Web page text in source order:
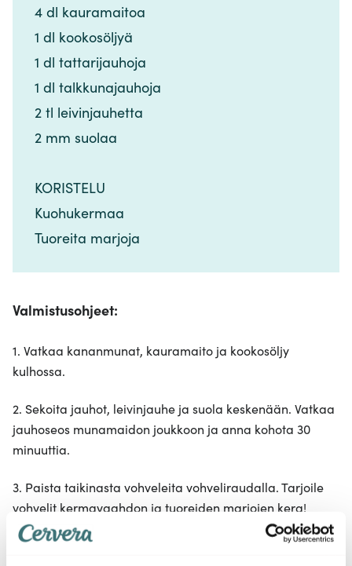
4 dl kauramaitoa​​​​‌ ‍ ​‍​‍‌‍ ‌ ​‍‌‍‍‌‌‍‌ ‌‍‍‌‌‍ ‍​‍​‍​ ‍‍​‍​‍‌ ​ ‌‍​‌‌‍ ‍‌‍‍‌‌ ‌​‌ ‍‌​‍ ‍‌‍‍‌‌‍ ​‍​‍​‍ ​​‍​‍‌‍‍​‌ ​‍‌‍‌‌‌‍‌‍​‍​‍​ ‍‍​‍​‍‌‍‍​‌ ‌​‌ ‌​‌ ​​‌ ​ ​ ‍‍​‍ ​‍ ‌‍​ ‌‍ ‌‌ ​ ​‍ ‍‌‍​ ‌‍‌‌‌ ​‍‌ ‌‍‌‍‌‌‌ ​‍‌‍​‌​‍ ‍‌ ​ ‌‍‌‌​‍ ‌ ​​‌ ​‍‌‍ ‌‍‌​‌ ‌‌‌‍​ ‌ ‌​‌‍‍‌‌‍ ‌‍ ‍​‍ ‌‍‍‌‌‍ ‍‌ ‌​‌‍‌‌‌‍ ‍‌ ‌​​‍ ‌‍‌‌‌‍‌​‌‍‍‌‌ ‌​​‍ ‌‍ ‌‌‍ ‌‍‌​‌‍‌‌​ ‌‌ ​​‌ ​‍‌‍‌‌‌ ​ ‌‍‌‌‌‍ ‍‌ ‌​‌‍​‌‌ ‌​‌‍‍‌‌‍ ‌‍ ‍​ ‍ ‌‍‍‌‌‍‌​​ ‌‌‍‍‌​ ​‌​ ‍​‌‍ ‍​‍ ‍​ ​‌‌‍‌‍​ ​‌​ ‌‍‌‍‌‍​ ‌‍​ ‌​‌‍‌‌​‍ ‌‌‍‌​‌‍​‍​ ​​​ ​‍​‍ ‌​ ‌​​ ‍‌​ ​ ​ ‌ ​‍ ‌​ ‍‌‌‍‌‌​ ‌‌‌‍​‌​‍ ‌‌‍​ ​ ‌ ​ ‌‍‌‍​‌​ ​‍‌‍​ ‌‍‌‌​ ‍‌‌‍‌‍​ ‌​​ ‍‌​ ‍‌​‍ ‍‌‍‌‍‌‍‍‌​ ‍ ‌ ‌​‌ ‍‌‌ ​​‌‍‌‌​ ‌‌ ​​‌‍​‌‌‍‌ ‌‍‌‌​ ‍ ‌ ​​‌‍​‌‌ ‌​‌‍‍​​ ‌‌‍​‍‌‍ ​‌‍ ‌‍​ ‌‍‍ ‌ ​ ​‍‌‌​ ‌‌‌​​‍‌‌ ‌‍‍ ‌‍‌‌‌ ‍‌​‍‌‌​ ​ ‌​‌​​‍‌‌​ ​ ‌​‌​​‍‌‌​ ​‍​ ​‍​ ‌‍​ ‍‌​ ‌‍‌‍‌​​ ‌‌​ ‌‍​ ‌ ‌‍​‍​‍ ‌​ ‍​​ ​ ​ ‍​​ ‌‌​‍ ‌​ ‌​​ ‌‍​ ‌‌​ ‌​​‍ ‌​ ‍‌‌‍​ ‌‍‌​​ ‌‍​‍ ‌​ ​​‌‍‌​​ ‌‍‌‍​ ​ ​‍‌‍‌‌​ ​ ​ ‌ ​ ‌‍​ ​‍‌‍‌‌‌‍​‍​‍‌‌​ ​‍​ ​‍​‍‌‌​ ‌‌‌​‌​​‍ ‍‌‍​ ‌‍ ‌‍ ​‌ ‌‌‌‍ ‌‌‍ ‍‌ ​ ​‍‌‌​ ‌‌‌​​‍‌‌ ‌‍‍ ‌‍‌‌‌ ‍‌​‍‌‌​ ​ ‌​‌​​‍‌‌​ ​ ‌​‌​​‍‌‌​ ​‍​ ​‍​ ‍​‌‍​‍‌‍‌​​ ​​​ ‌ ​ ‍‌​ ‌ ‌‍‌‍‌‍‌​‌‍‌‍​ ‌​​ ‌‌​‍‌‌​ ​‍​ ​‍​‍‌‌​ ‌‌‌​‌​​‍ ‍‌‍‍‌‌ ‌​‌‍‌‌‌‍ ‌‌ ​ ​‍‌‌​ ‌‌‌​​‍​ ​‌​‍‌‌​ ‌‌‌​‌​​ ‌‍​‍‌‍​‌‌ ​ ‌‍‌‌‌‌‌‌‌ ​‍‌‍ ​​ ‌‌‍‍​‌ ‌​‌ ‌​‌ ​​‌ ​ ​‍‌‌​ ​ ‌​​‌​‍‌‌​ ​‍‌​‌‍​‍‌‌​ ​‍‌​‌‍‌‍​ ‌‍ ‌‌ ​ ​‍ ‍‌‍​ ‌‍‌‌‌ ​‍‌ ‌‍‌‍‌‌‌ ​‍‌‍​‌​‍ ‍‌ ​ ‌‍‌‌​‍‌‍‌‍‍‌‌‍‌​​ ‌‌‍‍‌​ ​‌​ ‍​‌‍ ‍​‍ ‍​ ​‌‌‍‌‍​ ​‌​ ‌‍‌‍‌‍​ ‌‍​ ‌​‌‍‌‌​‍ ‌‌‍‌​‌‍​‍​ ​​​ ​‍​‍ ‌​ ‌​​ ‍‌​ ​ ​ ‌ ​‍ ‌​ ‍‌‌‍‌‌​ ‌‌‌‍​‌​‍ ‌‌‍​ ​ ‌ ​ ‌‍‌‍​‌​ ​‍‌‍​ ‌‍‌‌​ ‍‌‌‍‌‍​ ‌​​ ‍‌​ ‍‌​‍ ‍‌‍‌‍‌‍‍‌​‍‌‍‌ ‌​‌ ‍‌‌ ​​‌‍‌‌​ ‌‌ ​​‌‍​‌‌‍‌ ‌‍‌‌​‍‌‍‌ ​​‌‍​‌‌ ‌​‌‍‍​​ ‌‌‍​‍‌‍ ​‌‍ ‌‍​ ‌‍‍ ‌ ​ ​‍‌‌​ ‌‌‌​​‍‌‌ ‌‍‍ ‌‍‌‌‌ ‍‌​‍‌‌​ ​ ‌​‌​​‍‌‌​ ​ ‌​‌​​‍‌‌​ ​‍​ ​‍​ ‌‍​ ‍‌​ ‌‍‌‍‌​​ ‌‌​ ‌‍​ ‌ ‌‍​‍​‍ ‌​ ‍​​ ​ ​ ‍​​ ‌‌​‍ ‌​ ‌​​ ‌‍​ ‌‌​ ‌​​‍ ‌​ ‍‌‌‍​ ‌‍‌​​ ‌‍​‍ ‌​ ​​‌‍‌​​ ‌‍‌‍​ ​ ​‍‌‍‌‌​ ​ ​ ‌ ​ ‌‍​ ​‍‌‍‌‌‌‍​‍​‍‌‌​ ​‍​ ​‍​‍‌‌​ ‌‌‌​‌​​‍ ‍‌‍​ ‌‍ ‌‍ ​‌ ‌‌‌‍ ‌‌‍ ‍‌ ​ ​‍‌‌​ ‌‌‌​​‍‌‌ ‌‍‍ ‌‍‌‌‌ ‍‌​‍‌‌​ ​ ‌​‌​​‍‌‌​ ​ ‌​‌​​‍‌‌​ ​‍​ ​‍​ ‍​‌‍​‍‌‍‌​​ ​​​ ‌ ​ ‍‌​ ‌ ‌‍‌‍‌‍‌​‌‍‌‍​ ‌​​ ‌‌​‍‌‌​ ​‍​ ​‍​‍‌‌​ ‌‌‌​‌​​‍ ‍‌‍‍‌‌ ‌​‌‍‌‌‌‍ ‌‌ ​ ​‍‌‌​ ‌‌‌​​‍​ ​‌​‍‌‌​ ‌‌‌​‌​​‍‌‍‌ ‌ ‌‍ ‌ ​‍‌‍‍ ‌ ​ ‌ ​​‌‍​‌‌‍​ ‌‍‌‌​ ‌‌ ​​‌ ​‍‌‍ ‌‍‌​‌ ‌‌‌‍​ ‌ ‌​‌‍‍‌‌‍ ‌‍ ‍​‍‌‍‌ ​​‌‍‌‌‌ ​‍‌ ​ ‌ ​​‌‍‌‌‌‍​ ‌ ‌​‌‍‍‌‌ ‌‍‌‍‌‌​ ‌‌ ​​‌ ‌‌‌‍​‍‌‍ ​‌‍‍‌‌ ​ ‌‍‍​‌‍‌‌‌‍‌​​‍​‍‌ ‌
1 dl kookosöljyä​​​​‌ ‍ ​‍​‍‌‍ ‌ ​‍‌‍‍‌‌‍‌ ‌‍‍‌‌‍ ‍​‍​‍​ ‍‍​‍​‍‌ ​ ‌‍​‌‌‍ ‍‌‍‍‌‌ ‌​‌ ‍‌​‍ ‍‌‍‍‌‌‍ ​‍​‍​‍ ​​‍​‍‌‍‍​‌ ​‍‌‍‌‌‌‍‌‍​‍​‍​ ‍‍​‍​‍‌‍‍​‌ ‌​‌ ‌​‌ ​​‌ ​ ​ ‍‍​‍ ​‍ ‌‍​ ‌‍ ‌‌ ​ ​‍ ‍‌‍​ ‌‍‌‌‌ ​‍‌ ‌‍‌‍‌‌‌ ​‍‌‍​‌​‍ ‍‌ ​ ‌‍‌‌​‍ ‌ ​​‌ ​‍‌‍ ‌‍‌​‌ ‌‌‌‍​ ‌ ‌​‌‍‍‌‌‍ ‌‍ ‍​‍ ‌‍‍‌‌‍ ‍‌ ‌​‌‍‌‌‌‍ ‍‌ ‌​​‍ ‌‍‌‌‌‍‌​‌‍‍‌‌ ‌​​‍ ‌‍ ‌‌‍ ‌‍‌​‌‍‌‌​ ‌‌ ​​‌ ​‍‌‍‌‌‌ ​ ‌‍‌‌‌‍ ‍‌ ‌​‌‍​‌‌ ‌​‌‍‍‌‌‍ ‌‍ ‍​ ‍ ‌‍‍‌‌‍‌​​ ‌‌‍‍‌​ ​‌​ ‍​‌‍ ‍​‍ ‍​ ​‌‌‍‌‍​ ​‌​ ‌‍‌‍‌‍​ ‌‍​ ‌​‌‍‌‌​‍ ‌‌‍‌​‌‍​‍​ ​​​ ​‍​‍ ‌​ ‌​​ ‍‌​ ​ ​ ‌ ​‍ ‌​ ‍‌‌‍‌‌​ ‌‌‌‍​‌​‍ ‌‌‍​ ​ ‌ ​ ‌‍‌‍​‌​ ​‍‌‍​ ‌‍‌‌​ ‍‌‌‍‌‍​ ‌​​ ‍‌​ ‍‌​‍ ‍‌‍‌‍‌‍‍‌​ ‍ ‌ ‌​‌ ‍‌‌ ​​‌‍‌‌​ ‌‌ ​​‌‍​‌‌‍‌ ‌‍‌‌​ ‍ ‌ ​​‌‍​‌‌ ‌​‌‍‍​​ ‌‌‍​‍‌‍ ​‌‍ ‌‍​ ‌‍‍ ‌ ​ ​‍‌‌​ ‌‌‌​​‍‌‌ ‌‍‍ ‌‍‌‌‌ ‍‌​‍‌‌​ ​ ‌​‌​​‍‌‌​ ​ ‌​‌​​‍‌‌​ ​‍​ ​‍​ ‌‍​ ‍‌​ ‌‍‌‍‌​​ ‌‌​ ‌‍​ ‌ ‌‍​‍​‍ ‌​ ‍​​ ​ ​ ‍​​ ‌‌​‍ ‌​ ‌​​ ‌‍​ ‌‌​ ‌​​‍ ‌​ ‍‌‌‍​ ‌‍‌​​ ‌‍​‍ ‌​ ​​‌‍‌​​ ‌‍‌‍​ ​ ​‍‌‍‌‌​ ​ ​ ‌ ​ ‌‍​ ​‍‌‍‌‌‌‍​‍​‍‌‌​ ​‍​ ​‍​‍‌‌​ ‌‌‌​‌​​‍ ‍‌‍​ ‌‍ ‌‍ ​‌ ‌‌‌‍ ‌‌‍ ‍‌ ​ ​‍‌‌​ ‌‌‌​​‍‌‌ ‌‍‍ ‌‍‌‌‌ ‍‌​‍‌‌​ ​ ‌​‌​​‍‌‌​ ​ ‌​‌​​‍‌‌​ ​‍​ ​‍​ ‍​‌‍​‍‌‍‌​​ ​​​ ‌ ​ ‍‌​ ‌ ‌‍‌‍‌‍‌​‌‍‌‍​ ‌​​ ‌‌​‍‌‌​ ​‍​ ​‍​‍‌‌​ ‌‌‌​‌​​‍ ‍‌‍‍‌‌ ‌​‌‍‌‌‌‍ ‌‌ ​ ​‍‌‌​ ‌‌‌​​‍​ ​‍​‍‌‌​ ‌‌‌​‌​​ ‌‍​‍‌‍​‌‌ ​ ‌‍‌‌‌‌‌‌‌ ​‍‌‍ ​​ ‌‌‍‍​‌ ‌​‌ ‌​‌ ​​‌ ​ ​‍‌‌​ ​ ‌​​‌​‍‌‌​ ​‍‌​‌‍​‍‌‌​ ​‍‌​‌‍‌‍​ ‌‍ ‌‌ ​ ​‍ ‍‌‍​ ‌‍‌‌‌ ​‍‌ ‌‍‌‍‌‌‌ ​‍‌‍​‌​‍ ‍‌ ​ ‌‍‌‌​‍‌‍‌‍‍‌‌‍‌​​ ‌‌‍‍‌​ ​‌​ ‍​‌‍ ‍​‍ ‍​ ​‌‌‍‌‍​ ​‌​ ‌‍‌‍‌‍​ ‌‍​ ‌​‌‍‌‌​‍ ‌‌‍‌​‌‍​‍​ ​​​ ​‍​‍ ‌​ ‌​​ ‍‌​ ​ ​ ‌ ​‍ ‌​ ‍‌‌‍‌‌​ ‌‌‌‍​‌​‍ ‌‌‍​ ​ ‌ ​ ‌‍‌‍​‌​ ​‍‌‍​ ‌‍‌‌​ ‍‌‌‍‌‍​ ‌​​ ‍‌​ ‍‌​‍ ‍‌‍‌‍‌‍‍‌​‍‌‍‌ ‌​‌ ‍‌‌ ​​‌‍‌‌​ ‌‌ ​​‌‍​‌‌‍‌ ‌‍‌‌​‍‌‍‌ ​​‌‍​‌‌ ‌​‌‍‍​​ ‌‌‍​‍‌‍ ​‌‍ ‌‍​ ‌‍‍ ‌ ​ ​‍‌‌​ ‌‌‌​​‍‌‌ ‌‍‍ ‌‍‌‌‌ ‍‌​‍‌‌​ ​ ‌​‌​​‍‌‌​ ​ ‌​‌​​‍‌‌​ ​‍​ ​‍​ ‌‍​ ‍‌​ ‌‍‌‍‌​​ ‌‌​ ‌‍​ ‌ ‌‍​‍​‍ ‌​ ‍​​ ​ ​ ‍​​ ‌‌​‍ ‌​ ‌​​ ‌‍​ ‌‌​ ‌​​‍ ‌​ ‍‌‌‍​ ‌‍‌​​ ‌‍​‍ ‌​ ​​‌‍‌​​ ‌‍‌‍​ ​ ​‍‌‍‌‌​ ​ ​ ‌ ​ ‌‍​ ​‍‌‍‌‌‌‍​‍​‍‌‌​ ​‍​ ​‍​‍‌‌​ ‌‌‌​‌​​‍ ‍‌‍​ ‌‍ ‌‍ ​‌ ‌‌‌‍ ‌‌‍ ‍‌ ​ ​‍‌‌​ ‌‌‌​​‍‌‌ ‌‍‍ ‌‍‌‌‌ ‍‌​‍‌‌​ ​ ‌​‌​​‍‌‌​ ​ ‌​‌​​‍‌‌​ ​‍​ ​‍​ ‍​‌‍​‍‌‍‌​​ ​​​ ‌ ​ ‍‌​ ‌ ‌‍‌‍‌‍‌​‌‍‌‍​ ‌​​ ‌‌​‍‌‌​ ​‍​ ​‍​‍‌‌​ ‌‌‌​‌​​‍ ‍‌‍‍‌‌ ‌​‌‍‌‌‌‍ ‌‌ ​ ​‍‌‌​ ‌‌‌​​‍​ ​‍​‍‌‌​ ‌‌‌​‌​​‍‌‍‌ ‌ ‌‍ ‌ ​‍‌‍‍ ‌ ​ ‌ ​​‌‍​‌‌‍​ ‌‍‌‌​ ‌‌ ​​‌ ​‍‌‍ ‌‍‌​‌ ‌‌‌‍​ ‌ ‌​‌‍‍‌‌‍ ‌‍ ‍​‍‌‍‌ ​​‌‍‌‌‌ ​‍‌ ​ ‌ ​​‌‍‌‌‌‍​ ‌ ‌​‌‍‍‌‌ ‌‍‌‍‌‌​ ‌‌ ​​‌ ‌‌‌‍​‍‌‍ ​‌‍‍‌‌ ​ ‌‍‍​‌‍‌‌‌‍‌​​‍​‍‌ ‌
1 dl tattarijauhoja​​​​‌ ‍ ​‍​‍‌‍ ‌ ​‍‌‍‍‌‌‍‌ ‌‍‍‌‌‍ ‍​‍​‍​ ‍‍​‍​‍‌ ​ ‌‍​‌‌‍ ‍‌‍‍‌‌ ‌​‌ ‍‌​‍ ‍‌‍‍‌‌‍ ​‍​‍​‍ ​​‍​‍‌‍‍​‌ ​‍‌‍‌‌‌‍‌‍​‍​‍​ ‍‍​‍​‍‌‍‍​‌ ‌​‌ ‌​‌ ​​‌ ​ ​ ‍‍​‍ ​‍ ‌‍​ ‌‍ ‌‌ ​ ​‍ ‍‌‍​ ‌‍‌‌‌ ​‍‌ ‌‍‌‍‌‌‌ ​‍‌‍​‌​‍ ‍‌ ​ ‌‍‌‌​‍ ‌ ​​‌ ​‍‌‍ ‌‍‌​‌ ‌‌‌‍​ ‌ ‌​‌‍‍‌‌‍ ‌‍ ‍​‍ ‌‍‍‌‌‍ ‍‌ ‌​‌‍‌‌‌‍ ‍‌ ‌​​‍ ‌‍‌‌‌‍‌​‌‍‍‌‌ ‌​​‍ ‌‍ ‌‌‍ ‌‍‌​‌‍‌‌​ ‌‌ ​​‌ ​‍‌‍‌‌‌ ​ ‌‍‌‌‌‍ ‍‌ ‌​‌‍​‌‌ ‌​‌‍‍‌‌‍ ‌‍ ‍​ ‍ ‌‍‍‌‌‍‌​​ ‌‌‍‍‌​ ​‌​ ‍​‌‍ ‍​‍ ‍​ ​‌‌‍‌‍​ ​‌​ ‌‍‌‍‌‍​ ‌‍​ ‌​‌‍‌‌​‍ ‌‌‍‌​‌‍​‍​ ​​​ ​‍​‍ ‌​ ‌​​ ‍‌​ ​ ​ ‌ ​‍ ‌​ ‍‌‌‍‌‌​ ‌‌‌‍​‌​‍ ‌‌‍​ ​ ‌ ​ ‌‍‌‍​‌​ ​‍‌‍​ ‌‍‌‌​ ‍‌‌‍‌‍​ ‌​​ ‍‌​ ‍‌​‍ ‍‌‍‌‍‌‍‍‌​ ‍ ‌ ‌​‌ ‍‌‌ ​​‌‍‌‌​ ‌‌ ​​‌‍​‌‌‍‌ ‌‍‌‌​ ‍ ‌ ​​‌‍​‌‌ ‌​‌‍‍​​ ‌‌‍​‍‌‍ ​‌‍ ‌‍​ ‌‍‍ ‌ ​ ​‍‌‌​ ‌‌‌​​‍‌‌ ‌‍‍ ‌‍‌‌‌ ‍‌​‍‌‌​ ​ ‌​‌​​‍‌‌​ ​ ‌​‌​​‍‌‌​ ​‍​ ​‍​ ‌‍​ ‍‌​ ‌‍‌‍‌​​ ‌‌​ ‌‍​ ‌ ‌‍​‍​‍ ‌​ ‍​​ ​ ​ ‍​​ ‌‌​‍ ‌​ ‌​​ ‌‍​ ‌‌​ ‌​​‍ ‌​ ‍‌‌‍​ ‌‍‌​​ ‌‍​‍ ‌​ ​​‌‍‌​​ ‌‍‌‍​ ​ ​‍‌‍‌‌​ ​ ​ ‌ ​ ‌‍​ ​‍‌‍‌‌‌‍​‍​‍‌‌​ ​‍​ ​‍​‍‌‌​ ‌‌‌​‌​​‍ ‍‌‍​ ‌‍ ‌‍ ​‌ ‌‌‌‍ ‌‌‍ ‍‌ ​ ​‍‌‌​ ‌‌‌​​‍‌‌ ‌‍‍ ‌‍‌‌‌ ‍‌​‍‌‌​ ​ ‌​‌​​‍‌‌​ ​ ‌​‌​​‍‌‌​ ​‍​ ​‍​ ‍​‌‍​‍‌‍‌​​ ​​​ ‌ ​ ‍‌​ ‌ ‌‍‌‍‌‍‌​‌‍‌‍​ ‌​​ ‌‌​‍‌‌​ ​‍​ ​‍​‍‌‌​ ‌‌‌​‌​​‍ ‍‌‍‍‌‌ ‌​‌‍‌‌‌‍ ‌‌ ​ ​‍‌‌​ ‌‌‌​​‍​ ​ ​‍‌‌​ ‌‌‌​‌​​ ‌‍​‍‌‍​‌‌ ​ ‌‍‌‌‌‌‌‌‌ ​‍‌‍ ​​ ‌‌‍‍​‌ ‌​‌ ‌​‌ ​​‌ ​ ​‍‌‌​ ​ ‌​​‌​‍‌‌​ ​‍‌​‌‍​‍‌‌​ ​‍‌​‌‍‌‍​ ‌‍ ‌‌ ​ ​‍ ‍‌‍​ ‌‍‌‌‌ ​‍‌ ‌‍‌‍‌‌‌ ​‍‌‍​‌​‍ ‍‌ ​ ‌‍‌‌​‍‌‍‌‍‍‌‌‍‌​​ ‌‌‍‍‌​ ​‌​ ‍​‌‍ ‍​‍ ‍​ ​‌‌‍‌‍​ ​‌​ ‌‍‌‍‌‍​ ‌‍​ ‌​‌‍‌‌​‍ ‌‌‍‌​‌‍​‍​ ​​​ ​‍​‍ ‌​ ‌​​ ‍‌​ ​ ​ ‌ ​‍ ‌​ ‍‌‌‍‌‌​ ‌‌‌‍​‌​‍ ‌‌‍​ ​ ‌ ​ ‌‍‌‍​‌​ ​‍‌‍​ ‌‍‌‌​ ‍‌‌‍‌‍​ ‌​​ ‍‌​ ‍‌​‍ ‍‌‍‌‍‌‍‍‌​‍‌‍‌ ‌​‌ ‍‌‌ ​​‌‍‌‌​ ‌‌ ​​‌‍​‌‌‍‌ ‌‍‌‌​‍‌‍‌ ​​‌‍​‌‌ ‌​‌‍‍​​ ‌‌‍​‍‌‍ ​‌‍ ‌‍​ ‌‍‍ ‌ ​ ​‍‌‌​ ‌‌‌​​‍‌‌ ‌‍‍ ‌‍‌‌‌ ‍‌​‍‌‌​ ​ ‌​‌​​‍‌‌​ ​ ‌​‌​​‍‌‌​ ​‍​ ​‍​ ‌‍​ ‍‌​ ‌‍‌‍‌​​ ‌‌​ ‌‍​ ‌ ‌‍​‍​‍ ‌​ ‍​​ ​ ​ ‍​​ ‌‌​‍ ‌​ ‌​​ ‌‍​ ‌‌​ ‌​​‍ ‌​ ‍‌‌‍​ ‌‍‌​​ ‌‍​‍ ‌​ ​​‌‍‌​​ ‌‍‌‍​ ​ ​‍‌‍‌‌​ ​ ​ ‌ ​ ‌‍​ ​‍‌‍‌‌‌‍​‍​‍‌‌​ ​‍​ ​‍​‍‌‌​ ‌‌‌​‌​​‍ ‍‌‍​ ‌‍ ‌‍ ​‌ ‌‌‌‍ ‌‌‍ ‍‌ ​ ​‍‌‌​ ‌‌‌​​‍‌‌ ‌‍‍ ‌‍‌‌‌ ‍‌​‍‌‌​ ​ ‌​‌​​‍‌‌​ ​ ‌​‌​​‍‌‌​ ​‍​ ​‍​ ‍​‌‍​‍‌‍‌​​ ​​​ ‌ ​ ‍‌​ ‌ ‌‍‌‍‌‍‌​‌‍‌‍​ ‌​​ ‌‌​‍‌‌​ ​‍​ ​‍​‍‌‌​ ‌‌‌​‌​​‍ ‍‌‍‍‌‌ ‌​‌‍‌‌‌‍ ‌‌ ​ ​‍‌‌​ ‌‌‌​​‍​ ​ ​‍‌‌​ ‌‌‌​‌​​‍‌‍‌ ‌ ‌‍ ‌ ​‍‌‍‍ ‌ ​ ‌ ​​‌‍​‌‌‍​ ‌‍‌‌​ ‌‌ ​​‌ ​‍‌‍ ‌‍‌​‌ ‌‌‌‍​ ‌ ‌​‌‍‍‌‌‍ ‌‍ ‍​‍‌‍‌ ​​‌‍‌‌‌ ​‍‌ ​ ‌ ​​‌‍‌‌‌‍​ ‌ ‌​‌‍‍‌‌ ‌‍‌‍‌‌​ ‌‌ ​​‌ ‌‌‌‍​‍‌‍ ​‌‍‍‌‌ ​ ‌‍‍​‌‍‌‌‌‍‌​​‍​‍‌ ‌
1 dl talkkunajauhoja​​​​‌ ‍ ​‍​‍‌‍ ‌ ​‍‌‍‍‌‌‍‌ ‌‍‍‌‌‍ ‍​‍​‍​ ‍‍​‍​‍‌ ​ ‌‍​‌‌‍ ‍‌‍‍‌‌ ‌​‌ ‍‌​‍ ‍‌‍‍‌‌‍ ​‍​‍​‍ ​​‍​‍‌‍‍​‌ ​‍‌‍‌‌‌‍‌‍​‍​‍​ ‍‍​‍​‍‌‍‍​‌ ‌​‌ ‌​‌ ​​‌ ​ ​ ‍‍​‍ ​‍ ‌‍​ ‌‍ ‌‌ ​ ​‍ ‍‌‍​ ‌‍‌‌‌ ​‍‌ ‌‍‌‍‌‌‌ ​‍‌‍​‌​‍ ‍‌ ​ ‌‍‌‌​‍ ‌ ​​‌ ​‍‌‍ ‌‍‌​‌ ‌‌‌‍​ ‌ ‌​‌‍‍‌‌‍ ‌‍ ‍​‍ ‌‍‍‌‌‍ ‍‌ ‌​‌‍‌‌‌‍ ‍‌ ‌​​‍ ‌‍‌‌‌‍‌​‌‍‍‌‌ ‌​​‍ ‌‍ ‌‌‍ ‌‍‌​‌‍‌‌​ ‌‌ ​​‌ ​‍‌‍‌‌‌ ​ ‌‍‌‌‌‍ ‍‌ ‌​‌‍​‌‌ ‌​‌‍‍‌‌‍ ‌‍ ‍​ ‍ ‌‍‍‌‌‍‌​​ ‌‌‍‍‌​ ​‌​ ‍​‌‍ ‍​‍ ‍​ ​‌‌‍‌‍​ ​‌​ ‌‍‌‍‌‍​ ‌‍​ ‌​‌‍‌‌​‍ ‌‌‍‌​‌‍​‍​ ​​​ ​‍​‍ ‌​ ‌​​ ‍‌​ ​ ​ ‌ ​‍ ‌​ ‍‌‌‍‌‌​ ‌‌‌‍​‌​‍ ‌‌‍​ ​ ‌ ​ ‌‍‌‍​‌​ ​‍‌‍​ ‌‍‌‌​ ‍‌‌‍‌‍​ ‌​​ ‍‌​ ‍‌​‍ ‍‌‍‌‍‌‍‍‌​ ‍ ‌ ‌​‌ ‍‌‌ ​​‌‍‌‌​ ‌‌ ​​‌‍​‌‌‍‌ ‌‍‌‌​ ‍ ‌ ​​‌‍​‌‌ ‌​‌‍‍​​ ‌‌‍​‍‌‍ ​‌‍ ‌‍​ ‌‍‍ ‌ ​ ​‍‌‌​ ‌‌‌​​‍‌‌ ‌‍‍ ‌‍‌‌‌ ‍‌​‍‌‌​ ​ ‌​‌​​‍‌‌​ ​ ‌​‌​​‍‌‌​ ​‍​ ​‍​ ‌‍​ ‍‌​ ‌‍‌‍‌​​ ‌‌​ ‌‍​ ‌ ‌‍​‍​‍ ‌​ ‍​​ ​ ​ ‍​​ ‌‌​‍ ‌​ ‌​​ ‌‍​ ‌‌​ ‌​​‍ ‌​ ‍‌‌‍​ ‌‍‌​​ ‌‍​‍ ‌​ ​​‌‍‌​​ ‌‍‌‍​ ​ ​‍‌‍‌‌​ ​ ​ ‌ ​ ‌‍​ ​‍‌‍‌‌‌‍​‍​‍‌‌​ ​‍​ ​‍​‍‌‌​ ‌‌‌​‌​​‍ ‍‌‍​ ‌‍ ‌‍ ​‌ ‌‌‌‍ ‌‌‍ ‍‌ ​ ​‍‌‌​ ‌‌‌​​‍‌‌ ‌‍‍ ‌‍‌‌‌ ‍‌​‍‌‌​ ​ ‌​‌​​‍‌‌​ ​ ‌​‌​​‍‌‌​ ​‍​ ​‍​ ‍​‌‍​‍‌‍‌​​ ​​​ ‌ ​ ‍‌​ ‌ ‌‍‌‍‌‍‌​‌‍‌‍​ ‌​​ ‌‌​‍‌‌​ ​‍​ ​‍​‍‌‌​ ‌‌‌​‌​​‍ ‍‌‍‍‌‌ ‌​‌‍‌‌‌‍ ‌‌ ​ ​‍‌‌​ ‌‌‌​​‍​ ‌​​‍‌‌​ ‌‌‌​‌​​ ‌‍​‍‌‍​‌‌ ​ ‌‍‌‌‌‌‌‌‌ ​‍‌‍ ​​ ‌‌‍‍​‌ ‌​‌ ‌​‌ ​​‌ ​ ​‍‌‌​ ​ ‌​​‌​‍‌‌​ ​‍‌​‌‍​‍‌‌​ ​‍‌​‌‍‌‍​ ‌‍ ‌‌ ​ ​‍ ‍‌‍​ ‌‍‌‌‌ ​‍‌ ‌‍‌‍‌‌‌ ​‍‌‍​‌​‍ ‍‌ ​ ‌‍‌‌​‍‌‍‌‍‍‌‌‍‌​​ ‌‌‍‍‌​ ​‌​ ‍​‌‍ ‍​‍ ‍​ ​‌‌‍‌‍​ ​‌​ ‌‍‌‍‌‍​ ‌‍​ ‌​‌‍‌‌​‍ ‌‌‍‌​‌‍​‍​ ​​​ ​‍​‍ ‌​ ‌​​ ‍‌​ ​ ​ ‌ ​‍ ‌​ ‍‌‌‍‌‌​ ‌‌‌‍​‌​‍ ‌‌‍​ ​ ‌ ​ ‌‍‌‍​‌​ ​‍‌‍​ ‌‍‌‌​ ‍‌‌‍‌‍​ ‌​​ ‍‌​ ‍‌​‍ ‍‌‍‌‍‌‍‍‌​‍‌‍‌ ‌​‌ ‍‌‌ ​​‌‍‌‌​ ‌‌ ​​‌‍​‌‌‍‌ ‌‍‌‌​‍‌‍‌ ​​‌‍​‌‌ ‌​‌‍‍​​ ‌‌‍​‍‌‍ ​‌‍ ‌‍​ ‌‍‍ ‌ ​ ​‍‌‌​ ‌‌‌​​‍‌‌ ‌‍‍ ‌‍‌‌‌ ‍‌​‍‌‌​ ​ ‌​‌​​‍‌‌​ ​ ‌​‌​​‍‌‌​ ​‍​ ​‍​ ‌‍​ ‍‌​ ‌‍‌‍‌​​ ‌‌​ ‌‍​ ‌ ‌‍​‍​‍ ‌​ ‍​​ ​ ​ ‍​​ ‌‌​‍ ‌​ ‌​​ ‌‍​ ‌‌​ ‌​​‍ ‌​ ‍‌‌‍​ ‌‍‌​​ ‌‍​‍ ‌​ ​​‌‍‌​​ ‌‍‌‍​ ​ ​‍‌‍‌‌​ ​ ​ ‌ ​ ‌‍​ ​‍‌‍‌‌‌‍​‍​‍‌‌​ ​‍​ ​‍​‍‌‌​ ‌‌‌​‌​​‍ ‍‌‍​ ‌‍ ‌‍ ​‌ ‌‌‌‍ ‌‌‍ ‍‌ ​ ​‍‌‌​ ‌‌‌​​‍‌‌ ‌‍‍ ‌‍‌‌‌ ‍‌​‍‌‌​ ​ ‌​‌​​‍‌‌​ ​ ‌​‌​​‍‌‌​ ​‍​ ​‍​ ‍​‌‍​‍‌‍‌​​ ​​​ ‌ ​ ‍‌​ ‌ ‌‍‌‍‌‍‌​‌‍‌‍​ ‌​​ ‌‌​‍‌‌​ ​‍​ ​‍​‍‌‌​ ‌‌‌​‌​​‍ ‍‌‍‍‌‌ ‌​‌‍‌‌‌‍ ‌‌ ​ ​‍‌‌​ ‌‌‌​​‍​ ‌​​‍‌‌​ ‌‌‌​‌​​‍‌‍‌ ‌ ‌‍ ‌ ​‍‌‍‍ ‌ ​ ‌ ​​‌‍​‌‌‍​ ‌‍‌‌​ ‌‌ ​​‌ ​‍‌‍ ‌‍‌​‌ ‌‌‌‍​ ‌ ‌​‌‍‍‌‌‍ ‌‍ ‍​‍‌‍‌ ​​‌‍‌‌‌ ​‍‌ ​ ‌ ​​‌‍‌‌‌‍​ ‌ ‌​‌‍‍‌‌ ‌‍‌‍‌‌​ ‌‌ ​​‌ ‌‌‌‍​‍‌‍ ​‌‍‍‌‌ ​ ‌‍‍​‌‍‌‌‌‍‌​​‍​‍‌ ‌
2 tl leivinjauhetta​​​​‌ ‍ ​‍​‍‌‍ ‌ ​‍‌‍‍‌‌‍‌ ‌‍‍‌‌‍ ‍​‍​‍​ ‍‍​‍​‍‌ ​ ‌‍​‌‌‍ ‍‌‍‍‌‌ ‌​‌ ‍‌​‍ ‍‌‍‍‌‌‍ ​‍​‍​‍ ​​‍​‍‌‍‍​‌ ​‍‌‍‌‌‌‍‌‍​‍​‍​ ‍‍​‍​‍‌‍‍​‌ ‌​‌ ‌​‌ ​​‌ ​ ​ ‍‍​‍ ​‍ ‌‍​ ‌‍ ‌‌ ​ ​‍ ‍‌‍​ ‌‍‌‌‌ ​‍‌ ‌‍‌‍‌‌‌ ​‍‌‍​‌​‍ ‍‌ ​ ‌‍‌‌​‍ ‌ ​​‌ ​‍‌‍ ‌‍‌​‌ ‌‌‌‍​ ‌ ‌​‌‍‍‌‌‍ ‌‍ ‍​‍ ‌‍‍‌‌‍ ‍‌ ‌​‌‍‌‌‌‍ ‍‌ ‌​​‍ ‌‍‌‌‌‍‌​‌‍‍‌‌ ‌​​‍ ‌‍ ‌‌‍ ‌‍‌​‌‍‌‌​ ‌‌ ​​‌ ​‍‌‍‌‌‌ ​ ‌‍‌‌‌‍ ‍‌ ‌​‌‍​‌‌ ‌​‌‍‍‌‌‍ ‌‍ ‍​ ‍ ‌‍‍‌‌‍‌​​ ‌‌‍‍‌​ ​‌​ ‍​‌‍ ‍​‍ ‍​ ​‌‌‍‌‍​ ​‌​ ‌‍‌‍‌‍​ ‌‍​ ‌​‌‍‌‌​‍ ‌‌‍‌​‌‍​‍​ ​​​ ​‍​‍ ‌​ ‌​​ ‍‌​ ​ ​ ‌ ​‍ ‌​ ‍‌‌‍‌‌​ ‌‌‌‍​‌​‍ ‌‌‍​ ​ ‌ ​ ‌‍‌‍​‌​ ​‍‌‍​ ‌‍‌‌​ ‍‌‌‍‌‍​ ‌​​ ‍‌​ ‍‌​‍ ‍‌‍‌‍‌‍‍‌​ ‍ ‌ ‌​‌ ‍‌‌ ​​‌‍‌‌​ ‌‌ ​​‌‍​‌‌‍‌ ‌‍‌‌​ ‍ ‌ ​​‌‍​‌‌ ‌​‌‍‍​​ ‌‌‍​‍‌‍ ​‌‍ ‌‍​ ‌‍‍ ‌ ​ ​‍‌‌​ ‌‌‌​​‍‌‌ ‌‍‍ ‌‍‌‌‌ ‍‌​‍‌‌​ ​ ‌​‌​​‍‌‌​ ​ ‌​‌​​‍‌‌​ ​‍​ ​‍​ ‌‍​ ‍‌​ ‌‍‌‍‌​​ ‌‌​ ‌‍​ ‌ ‌‍​‍​‍ ‌​ ‍​​ ​ ​ ‍​​ ‌‌​‍ ‌​ ‌​​ ‌‍​ ‌‌​ ‌​​‍ ‌​ ‍‌‌‍​ ‌‍‌​​ ‌‍​‍ ‌​ ​​‌‍‌​​ ‌‍‌‍​ ​ ​‍‌‍‌‌​ ​ ​ ‌ ​ ‌‍​ ​‍‌‍‌‌‌‍​‍​‍‌‌​ ​‍​ ​‍​‍‌‌​ ‌‌‌​‌​​‍ ‍‌‍​ ‌‍ ‌‍ ​‌ ‌‌‌‍ ‌‌‍ ‍‌ ​ ​‍‌‌​ ‌‌‌​​‍‌‌ ‌‍‍ ‌‍‌‌‌ ‍‌​‍‌‌​ ​ ‌​‌​​‍‌‌​ ​ ‌​‌​​‍‌‌​ ​‍​ ​‍​ ‍​‌‍​‍‌‍‌​​ ​​​ ‌ ​ ‍‌​ ‌ ‌‍‌‍‌‍‌​‌‍‌‍​ ‌​​ ‌‌​‍‌‌​ ​‍​ ​‍​‍‌‌​ ‌‌‌​‌​​‍ ‍‌‍‍‌‌ ‌​‌‍‌‌‌‍ ‌‌ ​ ​‍‌‌​ ‌‌‌​​‍​ ‌‌​‍‌‌​ ‌‌‌​‌​​ ‌‍​‍‌‍​‌‌ ​ ‌‍‌‌‌‌‌‌‌ ​‍‌‍ ​​ ‌‌‍‍​‌ ‌​‌ ‌​‌ ​​‌ ​ ​‍‌‌​ ​ ‌​​‌​‍‌‌​ ​‍‌​‌‍​‍‌‌​ ​‍‌​‌‍‌‍​ ‌‍ ‌‌ ​ ​‍ ‍‌‍​ ‌‍‌‌‌ ​‍‌ ‌‍‌‍‌‌‌ ​‍‌‍​‌​‍ ‍‌ ​ ‌‍‌‌​‍‌‍‌‍‍‌‌‍‌​​ ‌‌‍‍‌​ ​‌​ ‍​‌‍ ‍​‍ ‍​ ​‌‌‍‌‍​ ​‌​ ‌‍‌‍‌‍​ ‌‍​ ‌​‌‍‌‌​‍ ‌‌‍‌​‌‍​‍​ ​​​ ​‍​‍ ‌​ ‌​​ ‍‌​ ​ ​ ‌ ​‍ ‌​ ‍‌‌‍‌‌​ ‌‌‌‍​‌​‍ ‌‌‍​ ​ ‌ ​ ‌‍‌‍​‌​ ​‍‌‍​ ‌‍‌‌​ ‍‌‌‍‌‍​ ‌​​ ‍‌​ ‍‌​‍ ‍‌‍‌‍‌‍‍‌​‍‌‍‌ ‌​‌ ‍‌‌ ​​‌‍‌‌​ ‌‌ ​​‌‍​‌‌‍‌ ‌‍‌‌​‍‌‍‌ ​​‌‍​‌‌ ‌​‌‍‍​​ ‌‌‍​‍‌‍ ​‌‍ ‌‍​ ‌‍‍ ‌ ​ ​‍‌‌​ ‌‌‌​​‍‌‌ ‌‍‍ ‌‍‌‌‌ ‍‌​‍‌‌​ ​ ‌​‌​​‍‌‌​ ​ ‌​‌​​‍‌‌​ ​‍​ ​‍​ ‌‍​ ‍‌​ ‌‍‌‍‌​​ ‌‌​ ‌‍​ ‌ ‌‍​‍​‍ ‌​ ‍​​ ​ ​ ‍​​ ‌‌​‍ ‌​ ‌​​ ‌‍​ ‌‌​ ‌​​‍ ‌​ ‍‌‌‍​ ‌‍‌​​ ‌‍​‍ ‌​ ​​‌‍‌​​ ‌‍‌‍​ ​ ​‍‌‍‌‌​ ​ ​ ‌ ​ ‌‍​ ​‍‌‍‌‌‌‍​‍​‍‌‌​ ​‍​ ​‍​‍‌‌​ ‌‌‌​‌​​‍ ‍‌‍​ ‌‍ ‌‍ ​‌ ‌‌‌‍ ‌‌‍ ‍‌ ​ ​‍‌‌​ ‌‌‌​​‍‌‌ ‌‍‍ ‌‍‌‌‌ ‍‌​‍‌‌​ ​ ‌​‌​​‍‌‌​ ​ ‌​‌​​‍‌‌​ ​‍​ ​‍​ ‍​‌‍​‍‌‍‌​​ ​​​ ‌ ​ ‍‌​ ‌ ‌‍‌‍‌‍‌​‌‍‌‍​ ‌​​ ‌‌​‍‌‌​ ​‍​ ​‍​‍‌‌​ ‌‌‌​‌​​‍ ‍‌‍‍‌‌ ‌​‌‍‌‌‌‍ ‌‌ ​ ​‍‌‌​ ‌‌‌​​‍​ ‌‌​‍‌‌​ ‌‌‌​‌​​‍‌‍‌ ‌ ‌‍ ‌ ​‍‌‍‍ ‌ ​ ‌ ​​‌‍​‌‌‍​ ‌‍‌‌​ ‌‌ ​​‌ ​‍‌‍ ‌‍‌​‌ ‌‌‌‍​ ‌ ‌​‌‍‍‌‌‍ ‌‍ ‍​‍‌‍‌ ​​‌‍‌‌‌ ​‍‌ ​ ‌ ​​‌‍‌‌‌‍​ ‌ ‌​‌‍‍‌‌ ‌‍‌‍‌‌​ ‌‌ ​​‌ ‌‌‌‍​‍‌‍ ​‌‍‍‌‌ ​ ‌‍‍​‌‍‌‌‌‍‌​​‍​‍‌ ‌
2 mm suolaa ​​​​‌ ‍ ​‍​‍‌‍ ‌ ​‍‌‍‍‌‌‍‌ ‌‍‍‌‌‍ ‍​‍​‍​ ‍‍​‍​‍‌ ​ ‌‍​‌‌‍ ‍‌‍‍‌‌ ‌​‌ ‍‌​‍ ‍‌‍‍‌‌‍ ​‍​‍​‍ ​​‍​‍‌‍‍​‌ ​‍‌‍‌‌‌‍‌‍​‍​‍​ ‍‍​‍​‍‌‍‍​‌ ‌​‌ ‌​‌ ​​‌ ​ ​ ‍‍​‍ ​‍ ‌‍​ ‌‍ ‌‌ ​ ​‍ ‍‌‍​ ‌‍‌‌‌ ​‍‌ ‌‍‌‍‌‌‌ ​‍‌‍​‌​‍ ‍‌ ​ ‌‍‌‌​‍ ‌ ​​‌ ​‍‌‍ ‌‍‌​‌ ‌‌‌‍​ ‌ ‌​‌‍‍‌‌‍ ‌‍ ‍​‍ ‌‍‍‌‌‍ ‍‌ ‌​‌‍‌‌‌‍ ‍‌ ‌​​‍ ‌‍‌‌‌‍‌​‌‍‍‌‌ ‌​​‍ ‌‍ ‌‌‍ ‌‍‌​‌‍‌‌​ ‌‌ ​​‌ ​‍‌‍‌‌‌ ​ ‌‍‌‌‌‍ ‍‌ ‌​‌‍​‌‌ ‌​‌‍‍‌‌‍ ‌‍ ‍​ ‍ ‌‍‍‌‌‍‌​​ ‌‌‍‍‌​ ​‌​ ‍​‌‍ ‍​‍ ‍​ ​‌‌‍‌‍​ ​‌​ ‌‍‌‍‌‍​ ‌‍​ ‌​‌‍‌‌​‍ ‌‌‍‌​‌‍​‍​ ​​​ ​‍​‍ ‌​ ‌​​ ‍‌​ ​ ​ ‌ ​‍ ‌​ ‍‌‌‍‌‌​ ‌‌‌‍​‌​‍ ‌‌‍​ ​ ‌ ​ ‌‍‌‍​‌​ ​‍‌‍​ ‌‍‌‌​ ‍‌‌‍‌‍​ ‌​​ ‍‌​ ‍‌​‍ ‍‌‍‌‍‌‍‍‌​ ‍ ‌ ‌​‌ ‍‌‌ ​​‌‍‌‌​ ‌‌ ​​‌‍​‌‌‍‌ ‌‍‌‌​ ‍ ‌ ​​‌‍​‌‌ ‌​‌‍‍​​ ‌‌‍​‍‌‍ ​‌‍ ‌‍​ ‌‍‍ ‌ ​ ​‍‌‌​ ‌‌‌​​‍‌‌ ‌‍‍ ‌‍‌‌‌ ‍‌​‍‌‌​ ​ ‌​‌​​‍‌‌​ ​ ‌​‌​​‍‌‌​ ​‍​ ​‍​ ‌‍​ ‍‌​ ‌‍‌‍‌​​ ‌‌​ ‌‍​ ‌ ‌‍​‍​‍ ‌​ ‍​​ ​ ​ ‍​​ ‌‌​‍ ‌​ ‌​​ ‌‍​ ‌‌​ ‌​​‍ ‌​ ‍‌‌‍​ ‌‍‌​​ ‌‍​‍ ‌​ ​​‌‍‌​​ ‌‍‌‍​ ​ ​‍‌‍‌‌​ ​ ​ ‌ ​ ‌‍​ ​‍‌‍‌‌‌‍​‍​‍‌‌​ ​‍​ ​‍​‍‌‌​ ‌‌‌​‌​​‍ ‍‌‍​ ‌‍ ‌‍ ​‌ ‌‌‌‍ ‌‌‍ ‍‌ ​ ​‍‌‌​ ‌‌‌​​‍‌‌ ‌‍‍ ‌‍‌‌‌ ‍‌​‍‌‌​ ​ ‌​‌​​‍‌‌​ ​ ‌​‌​​‍‌‌​ ​‍​ ​‍​ ‍​‌‍​‍‌‍‌​​ ​​​ ‌ ​ ‍‌​ ‌ ‌‍‌‍‌‍‌​‌‍‌‍​ ‌​​ ‌‌​‍‌‌​ ​‍​ ​‍​‍‌‌​ ‌‌‌​‌​​‍ ‍‌‍‍‌‌ ‌​‌‍‌‌‌‍ ‌‌ ​ ​‍‌‌​ ‌‌‌​​‍​ ‌‍​‍‌‌​ ‌‌‌​‌​​ ‌‍​‍‌‍​‌‌ ​ ‌‍‌‌‌‌‌‌‌ ​‍‌‍ ​​ ‌‌‍‍​‌ ‌​‌ ‌​‌ ​​‌ ​ ​‍‌‌​ ​ ‌​​‌​‍‌‌​ ​‍‌​‌‍​‍‌‌​ ​‍‌​‌‍‌‍​ ‌‍ ‌‌ ​ ​‍ ‍‌‍​ ‌‍‌‌‌ ​‍‌ ‌‍‌‍‌‌‌ ​‍‌‍​‌​‍ ‍‌ ​ ‌‍‌‌​‍‌‍‌‍‍‌‌‍‌​​ ‌‌‍‍‌​ ​‌​ ‍​‌‍ ‍​‍ ‍​ ​‌‌‍‌‍​ ​‌​ ‌‍‌‍‌‍​ ‌‍​ ‌​‌‍‌‌​‍ ‌‌‍‌​‌‍​‍​ ​​​ ​‍​‍ ‌​ ‌​​ ‍‌​ ​ ​ ‌ ​‍ ‌​ ‍‌‌‍‌‌​ ‌‌‌‍​‌​‍ ‌‌‍​ ​ ‌ ​ ‌‍‌‍​‌​ ​‍‌‍​ ‌‍‌‌​ ‍‌‌‍‌‍​ ‌​​ ‍‌​ ‍‌​‍ ‍‌‍‌‍‌‍‍‌​‍‌‍‌ ‌​‌ ‍‌‌ ​​‌‍‌‌​ ‌‌ ​​‌‍​‌‌‍‌ ‌‍‌‌​‍‌‍‌ ​​‌‍​‌‌ ‌​‌‍‍​​ ‌‌‍​‍‌‍ ​‌‍ ‌‍​ ‌‍‍ ‌ ​ ​‍‌‌​ ‌‌‌​​‍‌‌ ‌‍‍ ‌‍‌‌‌ ‍‌​‍‌‌​ ​ ‌​‌​​‍‌‌​ ​ ‌​‌​​‍‌‌​ ​‍​ ​‍​ ‌‍​ ‍‌​ ‌‍‌‍‌​​ ‌‌​ ‌‍​ ‌ ‌‍​‍​‍ ‌​ ‍​​ ​ ​ ‍​​ ‌‌​‍ ‌​ ‌​​ ‌‍​ ‌‌​ ‌​​‍ ‌​ ‍‌‌‍​ ‌‍‌​​ ‌‍​‍ ‌​ ​​‌‍‌​​ ‌‍‌‍​ ​ ​‍‌‍‌‌​ ​ ​ ‌ ​ ‌‍​ ​‍‌‍‌‌‌‍​‍​‍‌‌​ ​‍​ ​‍​‍‌‌​ ‌‌‌​‌​​‍ ‍‌‍​ ‌‍ ‌‍ ​‌ ‌‌‌‍ ‌‌‍ ‍‌ ​ ​‍‌‌​ ‌‌‌​​‍‌‌ ‌‍‍ ‌‍‌‌‌ ‍‌​‍‌‌​ ​ ‌​‌​​‍‌‌​ ​ ‌​‌​​‍‌‌​ ​‍​ ​‍​ ‍​‌‍​‍‌‍‌​​ ​​​ ‌ ​ ‍‌​ ‌ ‌‍‌‍‌‍‌​‌‍‌‍​ ‌​​ ‌‌​‍‌‌​ ​‍​ ​‍​‍‌‌​ ‌‌‌​‌​​‍ ‍‌‍‍‌‌ ‌​‌‍‌‌‌‍ ‌‌ ​ ​‍‌‌​ ‌‌‌​​‍​ ‌‍​‍‌‌​ ‌‌‌​‌​​‍‌‍‌ ‌ ‌‍ ‌ ​‍‌‍‍ ‌ ​ ‌ ​​‌‍​‌‌‍​ ‌‍‌‌​ ‌‌ ​​‌ ​‍‌‍ ‌‍‌​‌ ‌‌‌‍​ ‌ ‌​‌‍‍‌‌‍ ‌‍ ‍​‍‌‍‌ ​​‌‍‌‌‌ ​‍‌ ​ ‌ ​​‌‍‌‌‌‍​ ‌ ‌​‌‍‍‌‌ ‌‍‌‍‌‌​ ‌‌ ​​‌ ‌‌‌‍​‍‌‍ ​‌‍‍‌‌ ​ ‌‍‍​‌‍‌‌‌‍‌​​‍​‍‌ ‌
KORISTELU ​​​​‌ ‍ ​‍​‍‌‍ ‌ ​‍‌‍‍‌‌‍‌ ‌‍‍‌‌‍ ‍​‍​‍​ ‍‍​‍​‍‌ ​ ‌‍​‌‌‍ ‍‌‍‍‌‌ ‌​‌ ‍‌​‍ ‍‌‍‍‌‌‍ ​‍​‍​‍ ​​‍​‍‌‍‍​‌ ​‍‌‍‌‌‌‍‌‍​‍​‍​ ‍‍​‍​‍‌‍‍​‌ ‌​‌ ‌​‌ ​​‌ ​ ​ ‍‍​‍ ​‍ ‌‍​ ‌‍ ‌‌ ​ ​‍ ‍‌‍​ ‌‍‌‌‌ ​‍‌ ‌‍‌‍‌‌‌ ​‍‌‍​‌​‍ ‍‌ ​ ‌‍‌‌​‍ ‌ ​​‌ ​‍‌‍ ‌‍‌​‌ ‌‌‌‍​ ‌ ‌​‌‍‍‌‌‍ ‌‍ ‍​‍ ‌‍‍‌‌‍ ‍‌ ‌​‌‍‌‌‌‍ ‍‌ ‌​​‍ ‌‍‌‌‌‍‌​‌‍‍‌‌ ‌​​‍ ‌‍ ‌‌‍ ‌‍‌​‌‍‌‌​ ‌‌ ​​‌ ​‍‌‍‌‌‌ ​ ‌‍‌‌‌‍ ‍‌ ‌​‌‍​‌‌ ‌​‌‍‍‌‌‍ ‌‍ ‍​ ‍ ‌‍‍‌‌‍‌​​ ‌‌‍‍‌​ ​‌​ ‍​‌‍ ‍​‍ ‍​ ​‌‌‍‌‍​ ​‌​ ‌‍‌‍‌‍​ ‌‍​ ‌​‌‍‌‌​‍ ‌‌‍‌​‌‍​‍​ ​​​ ​‍​‍ ‌​ ‌​​ ‍‌​ ​ ​ ‌ ​‍ ‌​ ‍‌‌‍‌‌​ ‌‌‌‍​‌​‍ ‌‌‍​ ​ ‌ ​ ‌‍‌‍​‌​ ​‍‌‍​ ‌‍‌‌​ ‍‌‌‍‌‍​ ‌​​ ‍‌​ ‍‌​‍ ‍‌‍‌‍‌‍‍‌​ ‍ ‌ ‌​‌ ‍‌‌ ​​‌‍‌‌​ ‌‌ ​​‌‍​‌‌‍‌ ‌‍‌‌​ ‍ ‌ ​​‌‍​‌‌ ‌​‌‍‍​​ ‌‌‍​‍‌‍ ​‌‍ ‌‍​ ‌‍‍ ‌ ​ ​‍‌‌​ ‌‌‌​​‍‌‌ ‌‍‍ ‌‍‌‌‌ ‍‌​‍‌‌​ ​ ‌​‌​​‍‌‌​ ​ ‌​‌​​‍‌‌​ ​‍​ ​‍​ ‌‍​ ‍‌​ ‌‍‌‍‌​​ ‌‌​ ‌‍​ ‌ ‌‍​‍​‍ ‌​ ‍​​ ​ ​ ‍​​ ‌‌​‍ ‌​ ‌​​ ‌‍​ ‌‌​ ‌​​‍ ‌​ ‍‌‌‍​ ‌‍‌​​ ‌‍​‍ ‌​ ​​‌‍‌​​ ‌‍‌‍​ ​ ​‍‌‍‌‌​ ​ ​ ‌ ​ ‌‍​ ​‍‌‍‌‌‌‍​‍​‍‌‌​ ​‍​ ​‍​‍‌‌​ ‌‌‌​‌​​‍ ‍‌‍​ ‌‍ ‌‍ ​‌ ‌‌‌‍ ‌‌‍ ‍‌ ​ ​‍‌‌​ ‌‌‌​​‍‌‌ ‌‍‍ ‌‍‌‌‌ ‍‌​‍‌‌​ ​ ‌​‌​​‍‌‌​ ​ ‌​‌​​‍‌‌​ ​‍​ ​‍​ ‍​‌‍​‍‌‍‌​​ ​​​ ‌ ​ ‍‌​ ‌ ‌‍‌‍‌‍‌​‌‍‌‍​ ‌​​ ‌‌​‍‌‌​ ​‍​ ​‍​‍‌‌​ ‌‌‌​‌​​‍ ‍‌‍‍‌‌ ‌​‌‍‌‌‌‍ ‌‌ ​ ​‍‌‌​ ‌‌‌​​‍​ ‍​​‍‌‌​ ‌‌‌​‌​​ ‌‍​‍‌‍​‌‌ ​ ‌‍‌‌‌‌‌‌‌ ​‍‌‍ ​​ ‌‌‍‍​‌ ‌​‌ ‌​‌ ​​‌ ​ ​‍‌‌​ ​ ‌​​‌​‍‌‌​ ​‍‌​‌‍​‍‌‌​ ​‍‌​‌‍‌‍​ ‌‍ ‌‌ ​ ​‍ ‍‌‍​ ‌‍‌‌‌ ​‍‌ ‌‍‌‍‌‌‌ ​‍‌‍​‌​‍ ‍‌ ​ ‌‍‌‌​‍‌‍‌‍‍‌‌‍‌​​ ‌‌‍‍‌​ ​‌​ ‍​‌‍ ‍​‍ ‍​ ​‌‌‍‌‍​ ​‌​ ‌‍‌‍‌‍​ ‌‍​ ‌​‌‍‌‌​‍ ‌‌‍‌​‌‍​‍​ ​​​ ​‍​‍ ‌​ ‌​​ ‍‌​ ​ ​ ‌ ​‍ ‌​ ‍‌‌‍‌‌​ ‌‌‌‍​‌​‍ ‌‌‍​ ​ ‌ ​ ‌‍‌‍​‌​ ​‍‌‍​ ‌‍‌‌​ ‍‌‌‍‌‍​ ‌​​ ‍‌​ ‍‌​‍ ‍‌‍‌‍‌‍‍‌​‍‌‍‌ ‌​‌ ‍‌‌ ​​‌‍‌‌​ ‌‌ ​​‌‍​‌‌‍‌ ‌‍‌‌​‍‌‍‌ ​​‌‍​‌‌ ‌​‌‍‍​​ ‌‌‍​‍‌‍ ​‌‍ ‌‍​ ‌‍‍ ‌ ​ ​‍‌‌​ ‌‌‌​​‍‌‌ ‌‍‍ ‌‍‌‌‌ ‍‌​‍‌‌​ ​ ‌​‌​​‍‌‌​ ​ ‌​‌​​‍‌‌​ ​‍​ ​‍​ ‌‍​ ‍‌​ ‌‍‌‍‌​​ ‌‌​ ‌‍​ ‌ ‌‍​‍​‍ ‌​ ‍​​ ​ ​ ‍​​ ‌‌​‍ ‌​ ‌​​ ‌‍​ ‌‌​ ‌​​‍ ‌​ ‍‌‌‍​ ‌‍‌​​ ‌‍​‍ ‌​ ​​‌‍‌​​ ‌‍‌‍​ ​ ​‍‌‍‌‌​ ​ ​ ‌ ​ ‌‍​ ​‍‌‍‌‌‌‍​‍​‍‌‌​ ​‍​ ​‍​‍‌‌​ ‌‌‌​‌​​‍ ‍‌‍​ ‌‍ ‌‍ ​‌ ‌‌‌‍ ‌‌‍ ‍‌ ​ ​‍‌‌​ ‌‌‌​​‍‌‌ ‌‍‍ ‌‍‌‌‌ ‍‌​‍‌‌​ ​ ‌​‌​​‍‌‌​ ​ ‌​‌​​‍‌‌​ ​‍​ ​‍​ ‍​‌‍​‍‌‍‌​​ ​​​ ‌ ​ ‍‌​ ‌ ‌‍‌‍‌‍‌​‌‍‌‍​ ‌​​ ‌‌​‍‌‌​ ​‍​ ​‍​‍‌‌​ ‌‌‌​‌​​‍ ‍‌‍‍‌‌ ‌​‌‍‌‌‌‍ ‌‌ ​ ​‍‌‌​ ‌‌‌​​‍​ ‍​​‍‌‌​ ‌‌‌​‌​​‍‌‍‌ ‌ ‌‍ ‌ ​‍‌‍‍ ‌ ​ ‌ ​​‌‍​‌‌‍​ ‌‍‌‌​ ‌‌ ​​‌ ​‍‌‍ ‌‍‌​‌ ‌‌‌‍​ ‌ ‌​‌‍‍‌‌‍ ‌‍ ‍​‍‌‍‌ ​​‌‍‌‌‌ ​‍‌ ​ ‌ ​​‌‍‌‌‌‍​ ‌ ‌​‌‍‍‌‌ ‌‍‌‍‌‌​ ‌‌ ​​‌ ‌‌‌‍​‍‌‍ ​‌‍‍‌‌ ​ ‌‍‍​‌‍‌‌‌‍‌​​‍​‍‌ ‌
Kuohukermaa​​​​‌ ‍ ​‍​‍‌‍ ‌ ​‍‌‍‍‌‌‍‌ ‌‍‍‌‌‍ ‍​‍​‍​ ‍‍​‍​‍‌ ​ ‌‍​‌‌‍ ‍‌‍‍‌‌ ‌​‌ ‍‌​‍ ‍‌‍‍‌‌‍ ​‍​‍​‍ ​​‍​‍‌‍‍​‌ ​‍‌‍‌‌‌‍‌‍​‍​‍​ ‍‍​‍​‍‌‍‍​‌ ‌​‌ ‌​‌ ​​‌ ​ ​ ‍‍​‍ ​‍ ‌‍​ ‌‍ ‌‌ ​ ​‍ ‍‌‍​ ‌‍‌‌‌ ​‍‌ ‌‍‌‍‌‌‌ ​‍‌‍​‌​‍ ‍‌ ​ ‌‍‌‌​‍ ‌ ​​‌ ​‍‌‍ ‌‍‌​‌ ‌‌‌‍​ ‌ ‌​‌‍‍‌‌‍ ‌‍ ‍​‍ ‌‍‍‌‌‍ ‍‌ ‌​‌‍‌‌‌‍ ‍‌ ‌​​‍ ‌‍‌‌‌‍‌​‌‍‍‌‌ ‌​​‍ ‌‍ ‌‌‍ ‌‍‌​‌‍‌‌​ ‌‌ ​​‌ ​‍‌‍‌‌‌ ​ ‌‍‌‌‌‍ ‍‌ ‌​‌‍​‌‌ ‌​‌‍‍‌‌‍ ‌‍ ‍​ ‍ ‌‍‍‌‌‍‌​​ ‌‌‍‍‌​ ​‌​ ‍​‌‍ ‍​‍ ‍​ ​‌‌‍‌‍​ ​‌​ ‌‍‌‍‌‍​ ‌‍​ ‌​‌‍‌‌​‍ ‌‌‍‌​‌‍​‍​ ​​​ ​‍​‍ ‌​ ‌​​ ‍‌​ ​ ​ ‌ ​‍ ‌​ ‍‌‌‍‌‌​ ‌‌‌‍​‌​‍ ‌‌‍​ ​ ‌ ​ ‌‍‌‍​‌​ ​‍‌‍​ ‌‍‌‌​ ‍‌‌‍‌‍​ ‌​​ ‍‌​ ‍‌​‍ ‍‌‍‌‍‌‍‍‌​ ‍ ‌ ‌​‌ ‍‌‌ ​​‌‍‌‌​ ‌‌ ​​‌‍​‌‌‍‌ ‌‍‌‌​ ‍ ‌ ​​‌‍​‌‌ ‌​‌‍‍​​ ‌‌‍​‍‌‍ ​‌‍ ‌‍​ ‌‍‍ ‌ ​ ​‍‌‌​ ‌‌‌​​‍‌‌ ‌‍‍ ‌‍‌‌‌ ‍‌​‍‌‌​ ​ ‌​‌​​‍‌‌​ ​ ‌​‌​​‍‌‌​ ​‍​ ​‍​ ‌‍​ ‍‌​ ‌‍‌‍‌​​ ‌‌​ ‌‍​ ‌ ‌‍​‍​‍ ‌​ ‍​​ ​ ​ ‍​​ ‌‌​‍ ‌​ ‌​​ ‌‍​ ‌‌​ ‌​​‍ ‌​ ‍‌‌‍​ ‌‍‌​​ ‌‍​‍ ‌​ ​​‌‍‌​​ ‌‍‌‍​ ​ ​‍‌‍‌‌​ ​ ​ ‌ ​ ‌‍​ ​‍‌‍‌‌‌‍​‍​‍‌‌​ ​‍​ ​‍​‍‌‌​ ‌‌‌​‌​​‍ ‍‌‍​ ‌‍ ‌‍ ​‌ ‌‌‌‍ ‌‌‍ ‍‌ ​ ​‍‌‌​ ‌‌‌​​‍‌‌ ‌‍‍ ‌‍‌‌‌ ‍‌​‍‌‌​ ​ ‌​‌​​‍‌‌​ ​ ‌​‌​​‍‌‌​ ​‍​ ​‍​ ‍​‌‍​‍‌‍‌​​ ​​​ ‌ ​ ‍‌​ ‌ ‌‍‌‍‌‍‌​‌‍‌‍​ ‌​​ ‌‌​‍‌‌​ ​‍​ ​‍​‍‌‌​ ‌‌‌​‌​​‍ ‍‌‍‍‌‌ ‌​‌‍‌‌‌‍ ‌‌ ​ ​‍‌‌​ ‌‌‌​​‍​ ‍‌​‍‌‌​ ‌‌‌​‌​​ ‌‍​‍‌‍​‌‌ ​ ‌‍‌‌‌‌‌‌‌ ​‍‌‍ ​​ ‌‌‍‍​‌ ‌​‌ ‌​‌ ​​‌ ​ ​‍‌‌​ ​ ‌​​‌​‍‌‌​ ​‍‌​‌‍​‍‌‌​ ​‍‌​‌‍‌‍​ ‌‍ ‌‌ ​ ​‍ ‍‌‍​ ‌‍‌‌‌ ​‍‌ ‌‍‌‍‌‌‌ ​‍‌‍​‌​‍ ‍‌ ​ ‌‍‌‌​‍‌‍‌‍‍‌‌‍‌​​ ‌‌‍‍‌​ ​‌​ ‍​‌‍ ‍​‍ ‍​ ​‌‌‍‌‍​ ​‌​ ‌‍‌‍‌‍​ ‌‍​ ‌​‌‍‌‌​‍ ‌‌‍‌​‌‍​‍​ ​​​ ​‍​‍ ‌​ ‌​​ ‍‌​ ​ ​ ‌ ​‍ ‌​ ‍‌‌‍‌‌​ ‌‌‌‍​‌​‍ ‌‌‍​ ​ ‌ ​ ‌‍‌‍​‌​ ​‍‌‍​ ‌‍‌‌​ ‍‌‌‍‌‍​ ‌​​ ‍‌​ ‍‌​‍ ‍‌‍‌‍‌‍‍‌​‍‌‍‌ ‌​‌ ‍‌‌ ​​‌‍‌‌​ ‌‌ ​​‌‍​‌‌‍‌ ‌‍‌‌​‍‌‍‌ ​​‌‍​‌‌ ‌​‌‍‍​​ ‌‌‍​‍‌‍ ​‌‍ ‌‍​ ‌‍‍ ‌ ​ ​‍‌‌​ ‌‌‌​​‍‌‌ ‌‍‍ ‌‍‌‌‌ ‍‌​‍‌‌​ ​ ‌​‌​​‍‌‌​ ​ ‌​‌​​‍‌‌​ ​‍​ ​‍​ ‌‍​ ‍‌​ ‌‍‌‍‌​​ ‌‌​ ‌‍​ ‌ ‌‍​‍​‍ ‌​ ‍​​ ​ ​ ‍​​ ‌‌​‍ ‌​ ‌​​ ‌‍​ ‌‌​ ‌​​‍ ‌​ ‍‌‌‍​ ‌‍‌​​ ‌‍​‍ ‌​ ​​‌‍‌​​ ‌‍‌‍​ ​ ​‍‌‍‌‌​ ​ ​ ‌ ​ ‌‍​ ​‍‌‍‌‌‌‍​‍​‍‌‌​ ​‍​ ​‍​‍‌‌​ ‌‌‌​‌​​‍ ‍‌‍​ ‌‍ ‌‍ ​‌ ‌‌‌‍ ‌‌‍ ‍‌ ​ ​‍‌‌​ ‌‌‌​​‍‌‌ ‌‍‍ ‌‍‌‌‌ ‍‌​‍‌‌​ ​ ‌​‌​​‍‌‌​ ​ ‌​‌​​‍‌‌​ ​‍​ ​‍​ ‍​‌‍​‍‌‍‌​​ ​​​ ‌ ​ ‍‌​ ‌ ‌‍‌‍‌‍‌​‌‍‌‍​ ‌​​ ‌‌​‍‌‌​ ​‍​ ​‍​‍‌‌​ ‌‌‌​‌​​‍ ‍‌‍‍‌‌ ‌​‌‍‌‌‌‍ ‌‌ ​ ​‍‌‌​ ‌‌‌​​‍​ ‍‌​‍‌‌​ ‌‌‌​‌​​‍‌‍‌ ‌ ‌‍ ‌ ​‍‌‍‍ ‌ ​ ‌ ​​‌‍​‌‌‍​ ‌‍‌‌​ ‌‌ ​​‌ ​‍‌‍ ‌‍‌​‌ ‌‌‌‍​ ‌ ‌​‌‍‍‌‌‍ ‌‍ ‍​‍‌‍‌ ​​‌‍‌‌‌ ​‍‌ ​ ‌ ​​‌‍‌‌‌‍​ ‌ ‌​‌‍‍‌‌ ‌‍‌‍‌‌​ ‌‌ ​​‌ ‌‌‌‍​‍‌‍ ​‌‍‍‌‌ ​ ‌‍‍​‌‍‌‌‌‍‌​​‍​‍‌ ‌
Tuoreita marjoja ​​​​‌ ‍ ​‍​‍‌‍ ‌ ​‍‌‍‍‌‌‍‌ ‌‍‍‌‌‍ ‍​‍​‍​ ‍‍​‍​‍‌ ​ ‌‍​‌‌‍ ‍‌‍‍‌‌ ‌​‌ ‍‌​‍ ‍‌‍‍‌‌‍ ​‍​‍​‍ ​​‍​‍‌‍‍​‌ ​‍‌‍‌‌‌‍‌‍​‍​‍​ ‍‍​‍​‍‌‍‍​‌ ‌​‌ ‌​‌ ​​‌ ​ ​ ‍‍​‍ ​‍ ‌‍​ ‌‍ ‌‌ ​ ​‍ ‍‌‍​ ‌‍‌‌‌ ​‍‌ ‌‍‌‍‌‌‌ ​‍‌‍​‌​‍ ‍‌ ​ ‌‍‌‌​‍ ‌ ​​‌ ​‍‌‍ ‌‍‌​‌ ‌‌‌‍​ ‌ ‌​‌‍‍‌‌‍ ‌‍ ‍​‍ ‌‍‍‌‌‍ ‍‌ ‌​‌‍‌‌‌‍ ‍‌ ‌​​‍ ‌‍‌‌‌‍‌​‌‍‍‌‌ ‌​​‍ ‌‍ ‌‌‍ ‌‍‌​‌‍‌‌​ ‌‌ ​​‌ ​‍‌‍‌‌‌ ​ ‌‍‌‌‌‍ ‍‌ ‌​‌‍​‌‌ ‌​‌‍‍‌‌‍ ‌‍ ‍​ ‍ ‌‍‍‌‌‍‌​​ ‌‌‍‍‌​ ​‌​ ‍​‌‍ ‍​‍ ‍​ ​‌‌‍‌‍​ ​‌​ ‌‍‌‍‌‍​ ‌‍​ ‌​‌‍‌‌​‍ ‌‌‍‌​‌‍​‍​ ​​​ ​‍​‍ ‌​ ‌​​ ‍‌​ ​ ​ ‌ ​‍ ‌​ ‍‌‌‍‌‌​ ‌‌‌‍​‌​‍ ‌‌‍​ ​ ‌ ​ ‌‍‌‍​‌​ ​‍‌‍​ ‌‍‌‌​ ‍‌‌‍‌‍​ ‌​​ ‍‌​ ‍‌​‍ ‍‌‍‌‍‌‍‍‌​ ‍ ‌ ‌​‌ ‍‌‌ ​​‌‍‌‌​ ‌‌ ​​‌‍​‌‌‍‌ ‌‍‌‌​ ‍ ‌ ​​‌‍​‌‌ ‌​‌‍‍​​ ‌‌‍​‍‌‍ ​‌‍ ‌‍​ ‌‍‍ ‌ ​ ​‍‌‌​ ‌‌‌​​‍‌‌ ‌‍‍ ‌‍‌‌‌ ‍‌​‍‌‌​ ​ ‌​‌​​‍‌‌​ ​ ‌​‌​​‍‌‌​ ​‍​ ​‍​ ‌‍​ ‍‌​ ‌‍‌‍‌​​ ‌‌​ ‌‍​ ‌ ‌‍​‍​‍ ‌​ ‍​​ ​ ​ ‍​​ ‌‌​‍ ‌​ ‌​​ ‌‍​ ‌‌​ ‌​​‍ ‌​ ‍‌‌‍​ ‌‍‌​​ ‌‍​‍ ‌​ ​​‌‍‌​​ ‌‍‌‍​ ​ ​‍‌‍‌‌​ ​ ​ ‌ ​ ‌‍​ ​‍‌‍‌‌‌‍​‍​‍‌‌​ ​‍​ ​‍​‍‌‌​ ‌‌‌​‌​​‍ ‍‌‍​ ‌‍ ‌‍ ​‌ ‌‌‌‍ ‌‌‍ ‍‌ ​ ​‍‌‌​ ‌‌‌​​‍‌‌ ‌‍‍ ‌‍‌‌‌ ‍‌​‍‌‌​ ​ ‌​‌​​‍‌‌​ ​ ‌​‌​​‍‌‌​ ​‍​ ​‍​ ‍​‌‍​‍‌‍‌​​ ​​​ ‌ ​ ‍‌​ ‌ ‌‍‌‍‌‍‌​‌‍‌‍​ ‌​​ ‌‌​‍‌‌​ ​‍​ ​‍​‍‌‌​ ‌‌‌​‌​​‍ ‍‌‍‍‌‌ ‌​‌‍‌‌‌‍ ‌‌ ​ ​‍‌‌​ ‌‌‌​​‍​ ​‌​ ​​​‍‌‌​ ‌‌‌​‌​​ ‌‍​‍‌‍​‌‌ ​ ‌‍‌‌‌‌‌‌‌ ​‍‌‍ ​​ ‌‌‍‍​‌ ‌​‌ ‌​‌ ​​‌ ​ ​‍‌‌​ ​ ‌​​‌​‍‌‌​ ​‍‌​‌‍​‍‌‌​ ​‍‌​‌‍‌‍​ ‌‍ ‌‌ ​ ​‍ ‍‌‍​ ‌‍‌‌‌ ​‍‌ ‌‍‌‍‌‌‌ ​‍‌‍​‌​‍ ‍‌ ​ ‌‍‌‌​‍‌‍‌‍‍‌‌‍‌​​ ‌‌‍‍‌​ ​‌​ ‍​‌‍ ‍​‍ ‍​ ​‌‌‍‌‍​ ​‌​ ‌‍‌‍‌‍​ ‌‍​ ‌​‌‍‌‌​‍ ‌‌‍‌​‌‍​‍​ ​​​ ​‍​‍ ‌​ ‌​​ ‍‌​ ​ ​ ‌ ​‍ ‌​ ‍‌‌‍‌‌​ ‌‌‌‍​‌​‍ ‌‌‍​ ​ ‌ ​ ‌‍‌‍​‌​ ​‍‌‍​ ‌‍‌‌​ ‍‌‌‍‌‍​ ‌​​ ‍‌​ ‍‌​‍ ‍‌‍‌‍‌‍‍‌​‍‌‍‌ ‌​‌ ‍‌‌ ​​‌‍‌‌​ ‌‌ ​​‌‍​‌‌‍‌ ‌‍‌‌​‍‌‍‌ ​​‌‍​‌‌ ‌​‌‍‍​​ ‌‌‍​‍‌‍ ​‌‍ ‌‍​ ‌‍‍ ‌ ​ ​‍‌‌​ ‌‌‌​​‍‌‌ ‌‍‍ ‌‍‌‌‌ ‍‌​‍‌‌​ ​ ‌​‌​​‍‌‌​ ​ ‌​‌​​‍‌‌​ ​‍​ ​‍​ ‌‍​ ‍‌​ ‌‍‌‍‌​​ ‌‌​ ‌‍​ ‌ ‌‍​‍​‍ ‌​ ‍​​ ​ ​ ‍​​ ‌‌​‍ ‌​ ‌​​ ‌‍​ ‌‌​ ‌​​‍ ‌​ ‍‌‌‍​ ‌‍‌​​ ‌‍​‍ ‌​ ​​‌‍‌​​ ‌‍‌‍​ ​ ​‍‌‍‌‌​ ​ ​ ‌ ​ ‌‍​ ​‍‌‍‌‌‌‍​‍​‍‌‌​ ​‍​ ​‍​‍‌‌​ ‌‌‌​‌​​‍ ‍‌‍​ ‌‍ ‌‍ ​‌ ‌‌‌‍ ‌‌‍ ‍‌ ​ ​‍‌‌​ ‌‌‌​​‍‌‌ ‌‍‍ ‌‍‌‌‌ ‍‌​‍‌‌​ ​ ‌​‌​​‍‌‌​ ​ ‌​‌​​‍‌‌​ ​‍​ ​‍​ ‍​‌‍​‍‌‍‌​​ ​​​ ‌ ​ ‍‌​ ‌ ‌‍‌‍‌‍‌​‌‍‌‍​ ‌​​ ‌‌​‍‌‌​ ​‍​ ​‍​‍‌‌​ ‌‌‌​‌​​‍ ‍‌‍‍‌‌ ‌​‌‍‌‌‌‍ ‌‌ ​ ​‍‌‌​ ‌‌‌​​‍​ ​‌​ ​​​‍‌‌​ ‌‌‌​‌​​‍‌‍‌ ‌ ‌‍ ‌ ​‍‌‍‍ ‌ ​ ‌ ​​‌‍​‌‌‍​ ‌‍‌‌​ ‌‌ ​​‌ ​‍‌‍ ‌‍‌​‌ ‌‌‌‍​ ‌ ‌​‌‍‍‌‌‍ ‌‍ ‍​‍‌‍‌ ​​‌‍‌‌‌ ​‍‌ ​ ‌ ​​‌‍‌‌‌‍​ ‌ ‌​‌‍‍‌‌ ‌‍‌‍‌‌​ ‌‌ ​​‌ ‌‌‌‍​‍‌‍ ​‌‍‍‌‌ ​ ‌‍‍​‌‍‌‌‌‍‌​​‍​‍‌ ‌
Valmistusohjeet:
1. Vatkaa kananmunat, kauramaito ja kookosöljy
kulhossa.
2. Sekoita jauhot, leivinjauhe ja suola keskenään. Vatkaa
jauhoseos munamaidon joukkoon ja anna kohota 30
minuuttia.
3. Paista taikinasta vohveleita vohveliraudalla. Tarjoile
vohvelit kermavaahdon ja tuoreiden marjojen kera!
VINKKI!Jos et pidä kookoksesta, voit korvata kookosöljyn